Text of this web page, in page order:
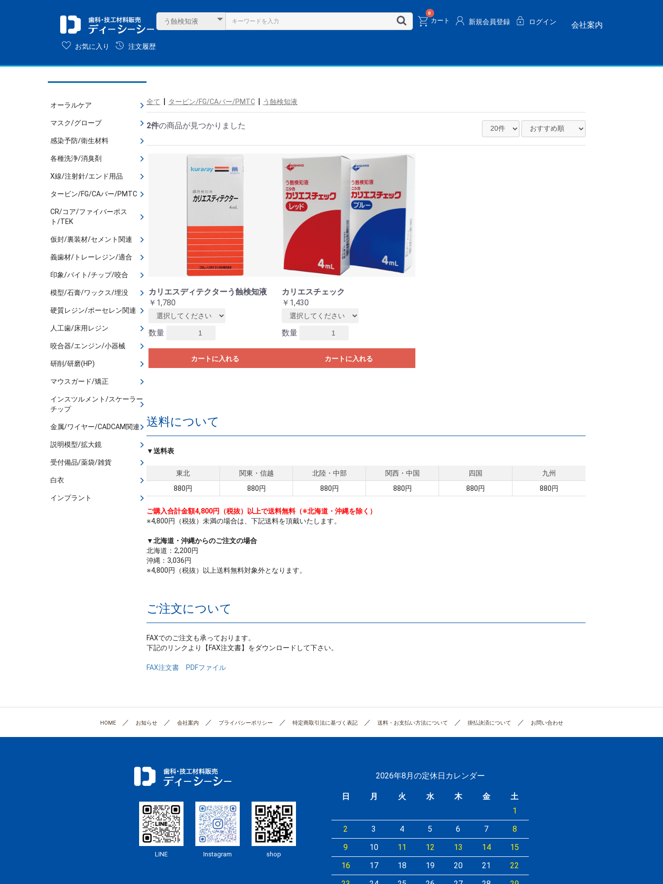
カート
0
新規会員登録 ログイン 会社案内
お気に入り 注文履歴
オーラルケア
マスク/グローブ
感染予防/衛生材料
各種洗浄/消臭剤
X線/注射針/エンド用品
タービン/FG/CAバー/PMTC
CR/コア/ファイバーポス
ト/TEK
仮封/裏装材/セメント関連
義歯材/トレーレジン/適合
印象/バイト/チップ/咬合
模型/石膏/ワックス/埋没
硬質レジン/ポーセレン関連
人工歯/床用レジン
咬合器/エンジン/小器械
研削/研磨(HP)
マウスガード/矯正
インスツルメント/スケーラー
チップ
金属/ワイヤー/CADCAM関連
説明模型/拡大鏡
受付備品/薬袋/雑貨
白衣
インプラント
全て | タービン/FG/CAバー/PMTC | う蝕検知液
2件の商品が見つかりました
カリエスディテクターう蝕検知液
￥1,780
数量
カートに入れる
カリエスチェック
￥1,430
数量
カートに入れる
お買い物を続ける
送料について
▼送料表
東北 関東・信越 北陸・中部 関西・中国 四国
九州
880円
880円 880円 880円 880円 880円
ご購入合計金額4,800円（税抜）以上で送料無料（※北海道・沖縄を除く）
※4,800円（税抜）未満の場合は、下記送料を頂戴いたします。
▼北海道・沖縄からのご注文の場合
北海道：2,200円
沖縄：3,036円
※4,800円（税抜）以上送料無料対象外となります。
ご注文について
FAXでのご注文も承っております。
下記のリンクより【FAX注文書】をダウンロードして下さい。
FAX注文書 PDFファイル
HOME お知らせ 会社案内 プライバシーポリシー 特定商取引法に基づく表記 送料・お支払い方法について 掛払決済について お問い合わせ
LINE Instagram shop
2026年8月の定休日カレンダー
日 月 火 水 木 金
土
1
2
3 4 5 6 7
8
9
10 11 12 13 14
15
16
17 18 19 20 21
22